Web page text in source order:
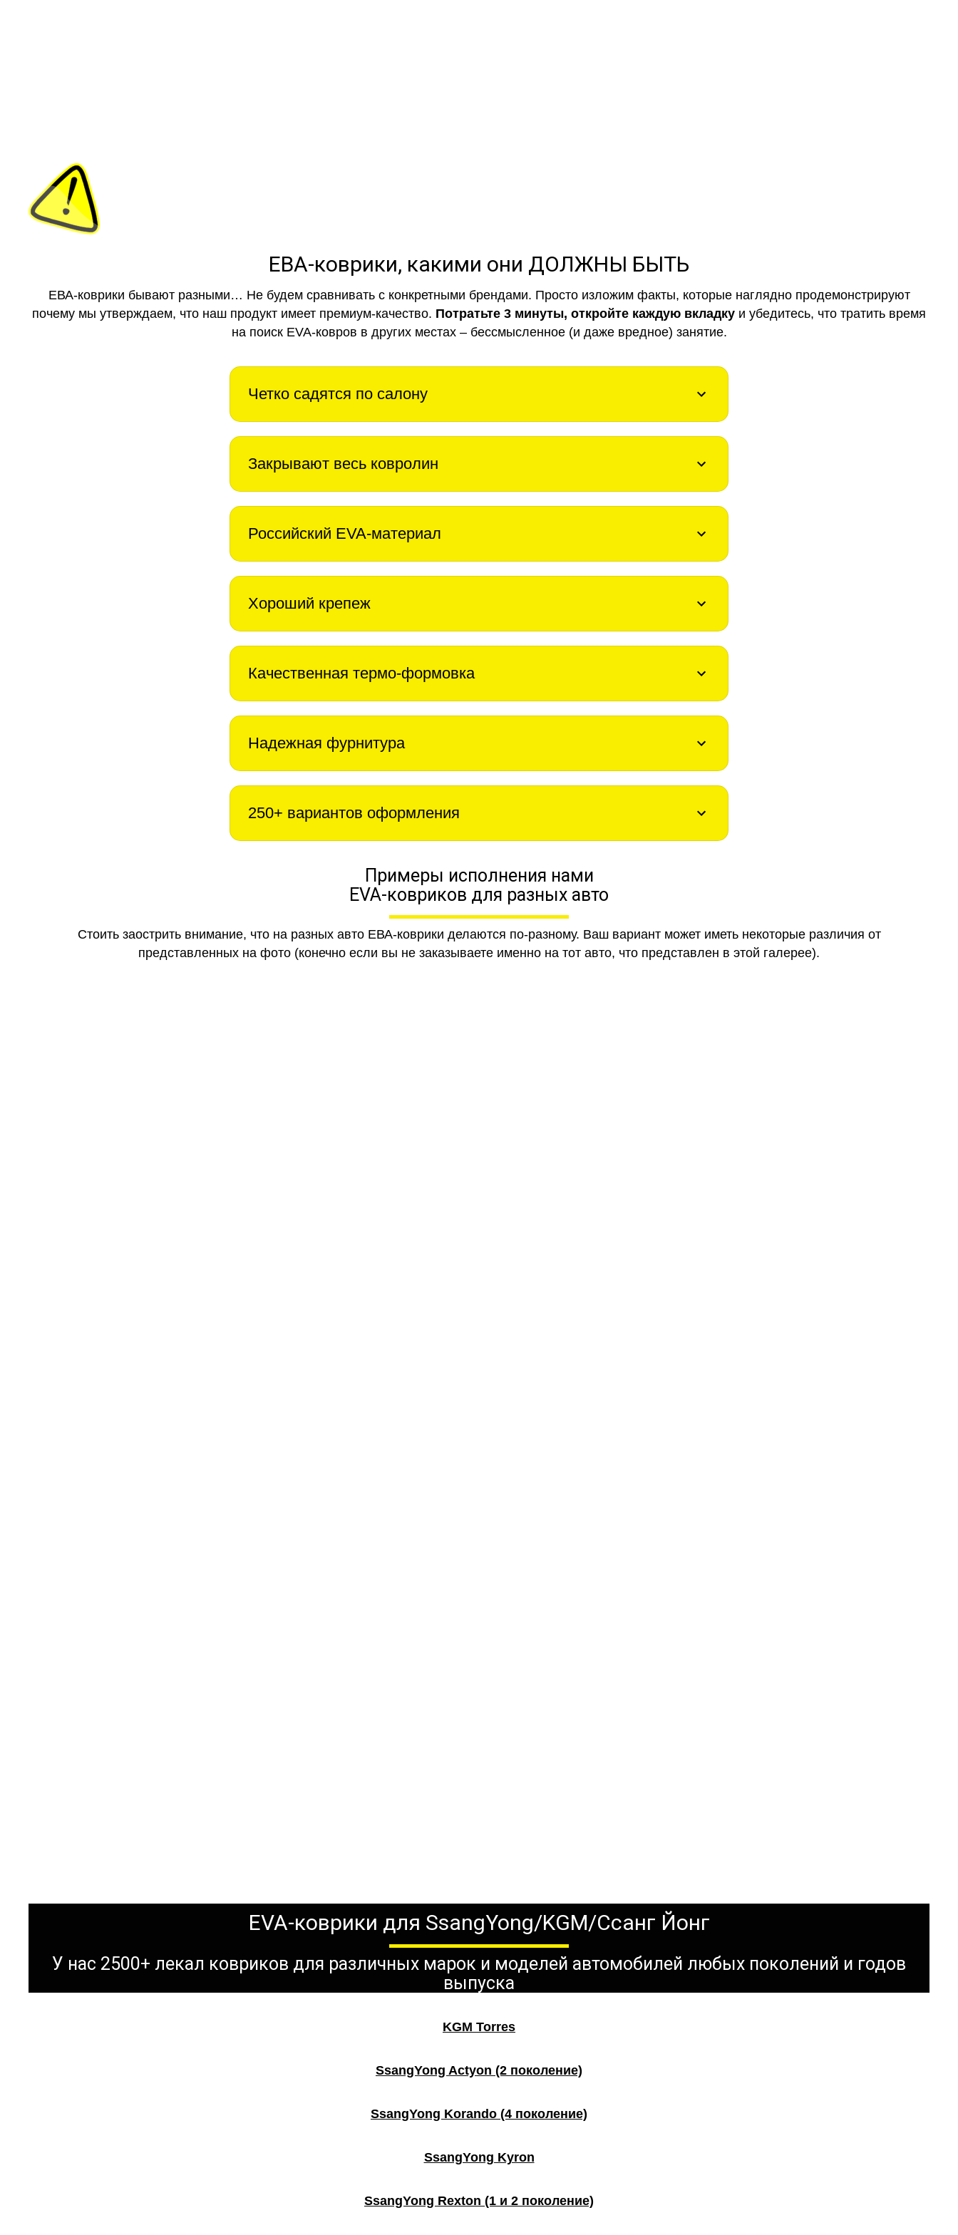
ЕВА-коврики, какими они ДОЛЖНЫ БЫТЬ
ЕВА-коврики бывают разными… Не будем сравнивать с конкретными брендами. Просто изложим факты, которые наглядно продемонстрируют
почему мы утверждаем, что наш продукт имеет премиум-качество. Потратьте 3 минуты, откройте каждую вкладку и убедитесь, что тратить время
на поиск EVA-ковров в других местах – бессмысленное (и даже вредное) занятие.
Четко садятся по салону
Закрывают весь ковролин
Российский EVA-материал
Хороший крепеж
Качественная термо-формовка
Надежная фурнитура
250+ вариантов оформления
Примеры исполнения нами
EVA-ковриков для разных авто
Стоить заострить внимание, что на разных авто ЕВА-коврики делаются по-разному. Ваш вариант может иметь некоторые различия от
представленных на фото (конечно если вы не заказываете именно на тот авто, что представлен в этой галерее).
EVA-коврики для SsangYong/KGM/Ссанг Йонг
У нас 2500+ лекал ковриков для различных марок и моделей автомобилей любых поколений и годов
выпуска
KGM Torres
SsangYong Actyon (2 поколение)
SsangYong Korando (4 поколение)
SsangYong Kyron
SsangYong Rexton (1 и 2 поколение)